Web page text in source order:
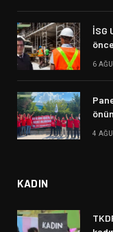
İSG
6
4
KADIN